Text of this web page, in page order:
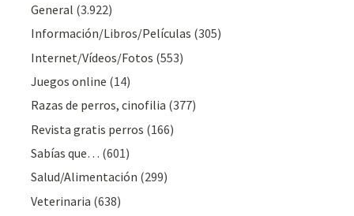
General (3.922)
Información/Libros/Películas (305)
Internet/Vídeos/Fotos (553)
Juegos online (14)
Razas de perros, cinofilia (377)
Revista gratis perros (166)
Sabías que… (601)
Salud/Alimentación (299)
Veterinaria (638)